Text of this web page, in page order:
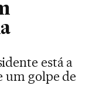
está a
um golpe de